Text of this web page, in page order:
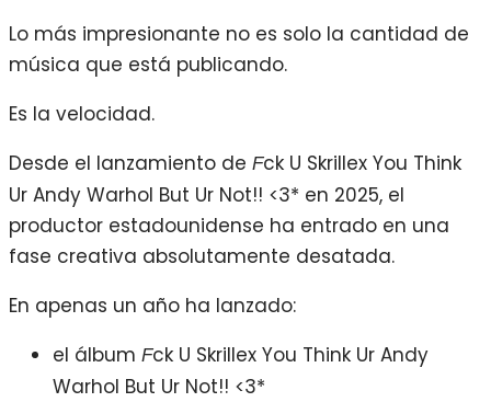
Lo más impresionante no es solo la cantidad de
música que está publicando.
Es la velocidad.
Desde el lanzamiento de Fck U Skrillex You Think
Ur Andy Warhol But Ur Not!! <3* en 2025, el
productor estadounidense ha entrado en una
fase creativa absolutamente desatada.
En apenas un año ha lanzado:
el álbum Fck U Skrillex You Think Ur Andy
Warhol But Ur Not!! <3*